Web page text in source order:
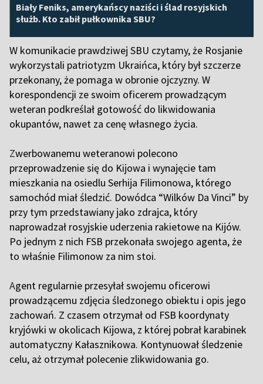
Biały Feniks, amerykańscy naziści i ślad rosyjskich
służb. Kto zabił pułkownika SBU?
W komunikacie prawdziwej SBU czytamy, że Rosjanie
wykorzystali patriotyzm Ukraińca, który był szczerze
przekonany, że pomaga w obronie ojczyzny. W
korespondencji ze swoim oficerem prowadzącym
weteran podkreślał gotowość do likwidowania
okupantów, nawet za cenę własnego życia.
Zwerbowanemu weteranowi polecono
przeprowadzenie się do Kijowa i wynajęcie tam
mieszkania na osiedlu Serhija Filimonowa, którego
samochód miał śledzić. Dowódca “Wilków Da Vinci” by
przy tym przedstawiany jako zdrajca, który
naprowadzał rosyjskie uderzenia rakietowe na Kijów.
Po jednym z nich FSB przekonała swojego agenta, że
to właśnie Filimonow za nim stoi.
Agent regularnie przesyłał swojemu oficerowi
prowadzącemu zdjęcia śledzonego obiektu i opis jego
zachowań. Z czasem otrzymał od FSB koordynaty
kryjówki w okolicach Kijowa, z której pobrał karabinek
automatyczny Kałasznikowa. Kontynuował śledzenie
celu, aż otrzymał polecenie zlikwidowania go.